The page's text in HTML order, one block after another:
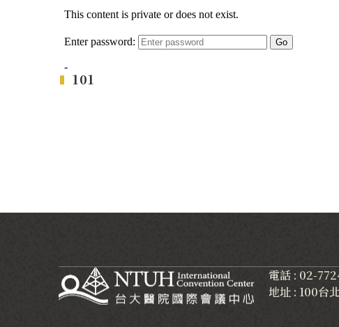
101
電話 : 02-
地址 : 100台